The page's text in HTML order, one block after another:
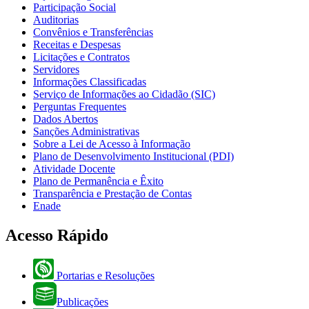
Participação Social
Auditorias
Convênios e Transferências
Receitas e Despesas
Licitações e Contratos
Servidores
Informações Classificadas
Serviço de Informações ao Cidadão (SIC)
Perguntas Frequentes
Dados Abertos
Sanções Administrativas
Sobre a Lei de Acesso à Informação
Plano de Desenvolvimento Institucional (PDI)
Atividade Docente
Plano de Permanência e Êxito
Transparência e Prestação de Contas
Enade
Acesso Rápido
Portarias e Resoluções
Publicações